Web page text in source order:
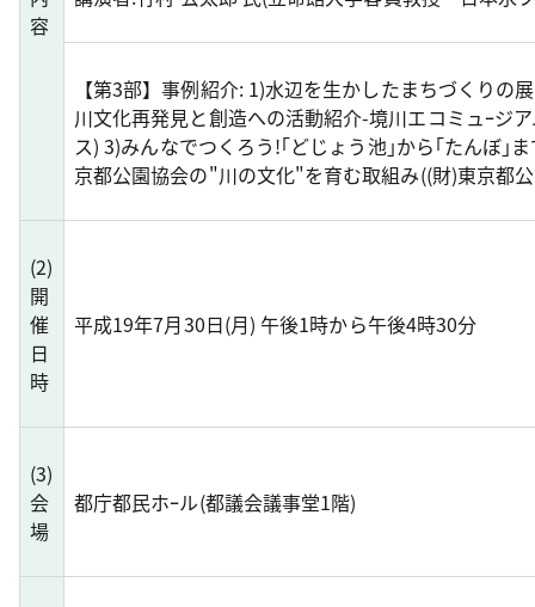
容
【第3部】事例紹介: 1)水辺を生かしたまちづくりの
川文化再発見と創造への活動紹介-境川エコミュｰジ
ス) 3)みんなでつくろう!｢どじょう池｣から｢たんぼ｣
京都公園協会の"川の文化"を育む取組み((財)東京都
(2)
開
催
日
時
平成19年7月30日(月) 午後1時から午後4時30分
(3)
会
場
都庁都民ホｰル(都議会議事堂1階)